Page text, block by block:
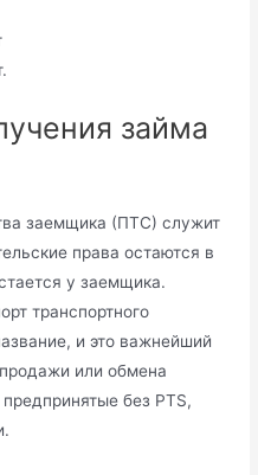
займа
заемщика (ПТС) служит
права остаются в
у заемщика.
транспортного
и это важнейший
или обмена
без PTS,